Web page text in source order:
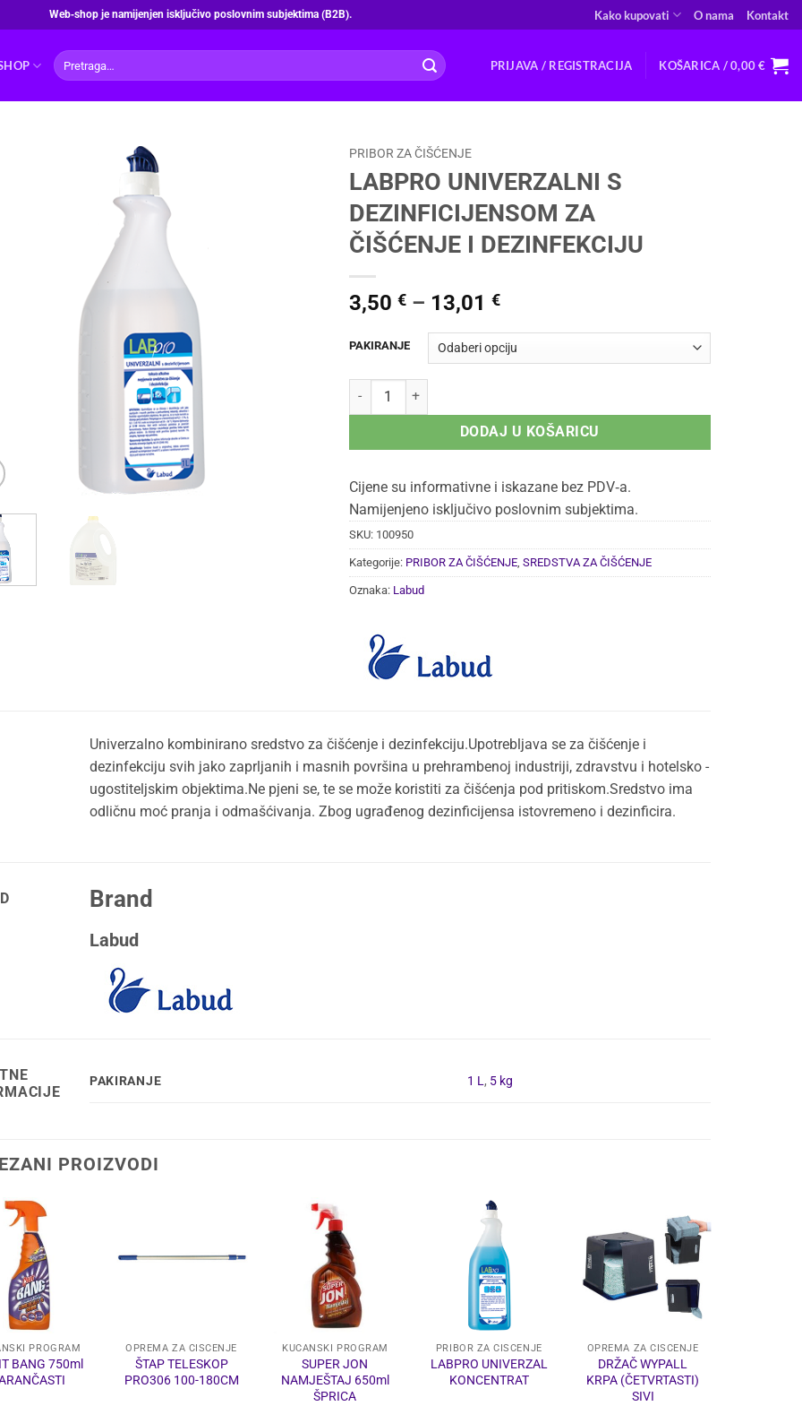
Web‑shop je namijenjen isključivo poslovnim subjektima (B2B). Kako kupovati O nama Kontakt
Pretraži:
PRIJAVA / REGISTRACIJA KOŠARICA /0,00€
PRIBOR ZA ČIŠĆENJE
LABPRO UNIVERZALNI S
DEZINFICIJENSOM ZA
ČIŠĆENJE I DEZINFEKCIJU
3,50 € – 13,01 €Raspon
od
3,50 €
13,01 €
PAKIRANJE
LABPRO UNIVERZALNI S DEZINFICIJENSOM ZA ČIŠĆENJE I DEZINFEKCIJU
DODAJ U KOŠARICU
Cijene su informativne i iskazane bez PDV‑a.
Namijenjeno isključivo poslovnim subjektima.
SKU: 100950
Kategorije: PRIBOR ZA ČIŠĆENJE, SREDSTVA ZA ČIŠĆENJE
Oznaka: Labud
Univerzalno kombinirano sredstvo za čišćenje i dezinfekciju.Upotrebljava se za čišćenje i
dezinfekciju svih jako zaprljanih i masnih površina u prehrambenoj industriji, zdravstvu i hotelsko -
ugostiteljskim objektima.Ne pjeni se, te se može koristiti za čišćenja pod pritiskom.Sredstvo ima
odličnu moć pranja i odmašćivanja. Zbog ugrađenog dezinficijensa istovremeno i dezinficira.
Brand
Labud
PAKIRANJE 1 L, 5 kg
PROIZVODI
PROGRAM
BANG 750ml
OPREMA ZA ČIŠĆENJE
ŠTAP TELESKOP
PRO306 100-180CM
KUĆANSKI PROGRAM
SUPER JON
NAMJEŠTAJ 650ml
ŠPRICA
PRIBOR ZA ČIŠĆENJE
LABPRO UNIVERZAL
KONCENTRAT
OPREMA ZA ČIŠĆENJE
DRŽAČ WYPALL
KRPA (ČETVRTASTI)
SIVI